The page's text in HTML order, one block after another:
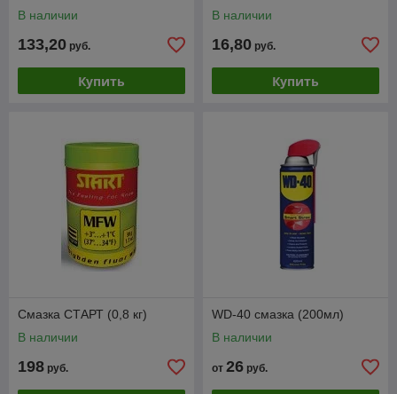
В наличии
133,20 руб.
Купить
В наличии
16,80 руб.
Купить
Смазка СТАРТ (0,8 кг)
В наличии
198 руб.
WD-40 смазка (200мл)
В наличии
от 26 руб.